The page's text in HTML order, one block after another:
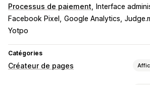
Processus de paiement
Interface
Facebook Pixel
Google Analytics
Yotpo
Catégories
Créateur de pages